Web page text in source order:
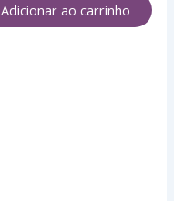
Adicionar ao carrinho